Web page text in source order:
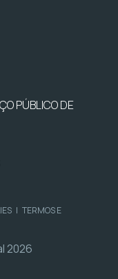
PÚBLICO DE
| TERMOS E
2026